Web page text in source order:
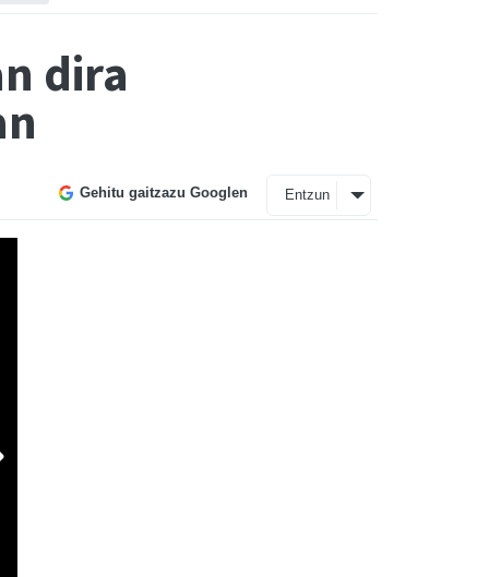
dira
Gehitu gaitzazu Googlen Entzun